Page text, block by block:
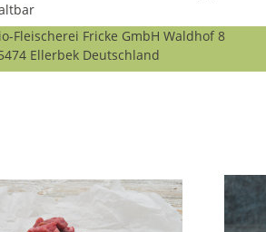
Fleischerei Fricke GmbH Waldhof 8
Ellerbek Deutschland